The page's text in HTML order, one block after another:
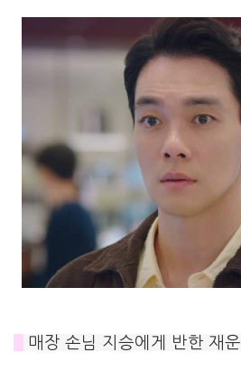
매장 손님 지승에게 반한 재운